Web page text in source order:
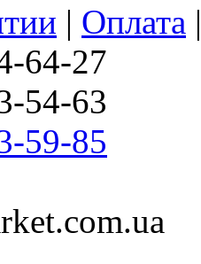
| Оплата
64-27
54-63
59-85